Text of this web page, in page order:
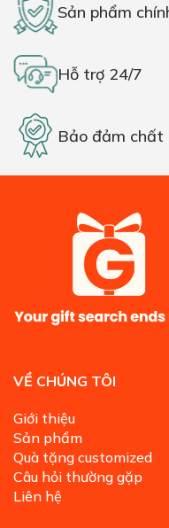
Sản phẩm
Hỗ trợ 24/7
Bảo đảm chất
VỀ CHÚNG TÔI
Giới thiệu
Sản phẩm
Quà tặng customized
Câu hỏi thường gặp
Liên hệ